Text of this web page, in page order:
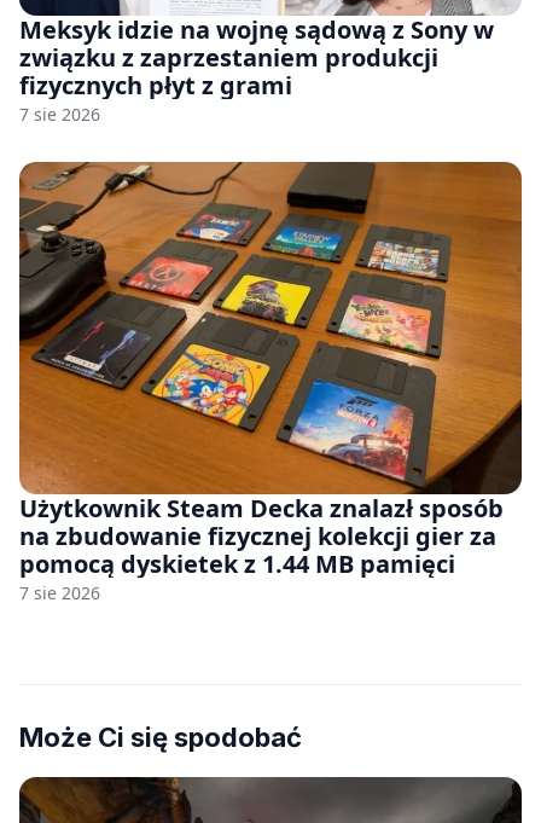
Meksyk idzie na wojnę sądową z Sony w
związku z zaprzestaniem produkcji
fizycznych płyt z grami
7 sie 2026
Użytkownik Steam Decka znalazł sposób
na zbudowanie fizycznej kolekcji gier za
pomocą dyskietek z 1.44 MB pamięci
7 sie 2026
Może Ci się spodobać